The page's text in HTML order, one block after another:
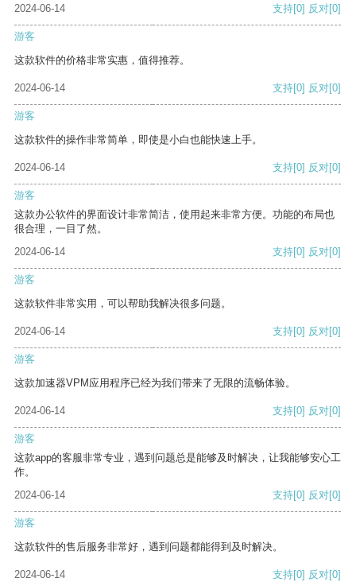
2024-06-14 支持[0] 反对[0]
游客
这款软件的价格非常实惠，值得推荐。
2024-06-14 支持[0] 反对[0]
游客
这款软件的操作非常简单，即使是小白也能快速上手。
2024-06-14 支持[0] 反对[0]
游客
这款办公软件的界面设计非常简洁，使用起来非常方便。功能的布局也
很合理，一目了然。
2024-06-14
支持[0] 反对[0]
游客
这款软件非常实用，可以帮助我解决很多问题。
2024-06-14 支持[0] 反对[0]
游客
这款加速器VPM应用程序已经为我们带来了无限的流畅体验。
2024-06-14 支持[0] 反对[0]
游客
这款app的客服非常专业，遇到问题总是能够及时解决，让我能够安心工
作。
2024-06-14
支持[0] 反对[0]
游客
这款软件的售后服务非常好，遇到问题都能得到及时解决。
2024-06-14 支持[0] 反对[0]